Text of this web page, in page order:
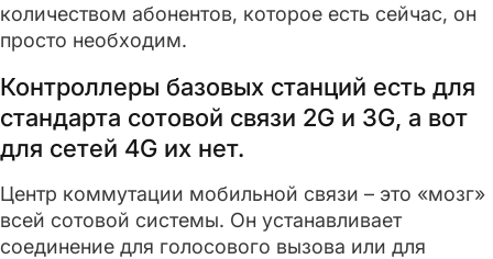
количеством абонентов, которое есть сейчас, он
просто необходим.
Контроллеры базовых станций есть для
стандарта сотовой связи 2G и 3G, а вот
для сетей 4G их нет.
Центр коммутации мобильной связи – это «мозг»
всей сотовой системы. Он устанавливает
соединение для голосового вызова или для